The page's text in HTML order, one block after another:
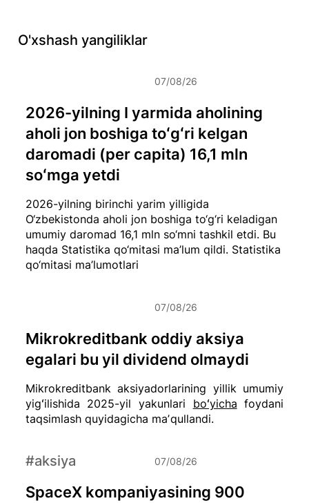
O'xshash yangiliklar
2026-yilning birinchi yarim yilligida
O‘zbekistonda aholi jon boshiga to‘g‘ri keladigan
umumiy daromad 16,1 mln so‘mni tashkil etdi. Bu
haqda Statistika qo‘mitasi ma’lum qildi. Statistika
qo‘mitasi ma’lumotlari
2026-yilning I yarmida aholining
aholi jon boshiga toʻgʻri kelgan
daromadi (per capita) 16,1 mln
soʻmga yetdi
07/08/26
Mikrokreditbank aksiyadorlarining yillik umumiy
yigʻilishida 2025-yil yakunlari boʻyicha foydani
taqsimlash quyidagicha maʼqullandi.
Mikrokreditbank oddiy aksiya
egalari bu yil dividend olmaydi
07/08/26
SpaceX kompaniyasining 900
#aksiya 07/08/26